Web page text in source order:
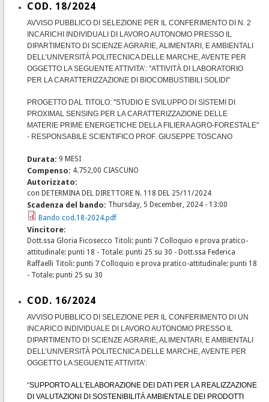
COD. 18/2024
AVVISO PUBBLICO DI SELEZIONE PER IL CONFERIMENTO DI N. 2
INCARICHI INDIVIDUALI DI LAVORO AUTONOMO PRESSO IL
DIPARTIMENTO DI SCIENZE AGRARIE, ALIMENTARI, E AMBIENTALI
DELL’UNIVERSITÀ POLITECNICA DELLE MARCHE, AVENTE PER
OGGETTO LA SEGUENTE ATTIVITA’: "ATTIVITÀ DI LABORATORIO
PER LA CARATTERIZZAZIONE DI BIOCOMBUSTIBILI SOLIDI"
PROGETTO DAL TITOLO: "STUDIO E SVILUPPO DI SISTEMI DI
PROXIMAL SENSING PER LA CARATTERIZZAZIONE DELLE
MATERIE PRIME ENERGETICHE DELLA FILIERA AGRO-FORESTALE"
- RESPONSABILE SCIENTIFICO PROF. GIUSEPPE TOSCANO
Durata: 9 MESI
Compenso: 4.752,00 CIASCUNO
Autorizzato:
con DETERMINA DEL DIRETTORE N. 118 DEL 25/11/2024
Scadenza del bando: Thursday, 5 December, 2024 - 13:00
Bando cod.18-2024.pdf
Vincitore:
Dott.ssa Gloria Ficosecco Titoli: punti 7 Colloquio e prova pratico-
attitudinale: punti 18 - Totale: punti 25 su 30 - Dott.ssa Federica
Raffaelli Titoli: punti 7 Colloquio e prova pratico-attitudinale: punti 18
- Totale: punti 25 su 30
COD. 16/2024
AVVISO PUBBLICO DI SELEZIONE PER IL CONFERIMENTO DI UN
INCARICO INDIVIDUALE DI LAVORO AUTONOMO PRESSO IL
DIPARTIMENTO DI SCIENZE AGRARIE, ALIMENTARI, E AMBIENTALI
DELL’UNIVERSITÀ POLITECNICA DELLE MARCHE, AVENTE PER
OGGETTO LA SEGUENTE ATTIVITA’:
“SUPPORTO ALL’ELABORAZIONE DEI DATI PER LA REALIZZAZIONE
DI VALUTAZIONI DI SOSTENIBILITÀ AMBIENTALE DEI PRODOTTI